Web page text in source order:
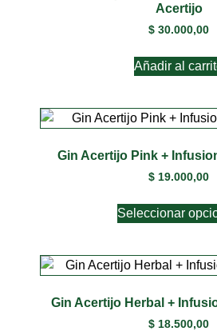
Acertijo
$ 30.000,00
Añadir al
Gin Acertijo Pink +
$ 19.000,00
Seleccionar
Gin Acertijo Herbal +
$ 18.500,00